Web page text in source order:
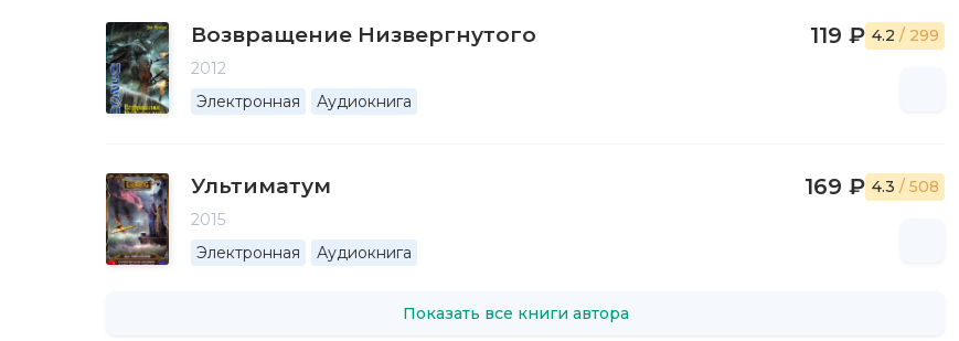
Возвращение Низвергнутого
2012
Электронная
Аудиокнига
119 ₽ 4.2 / 299
Ультиматум
2015
Электронная
Аудиокнига
169 ₽ 4.3 / 508
Показать все книги автора